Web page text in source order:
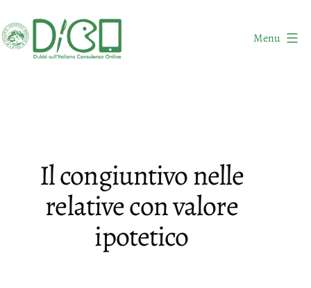
al
contenuto
Menu
Il congiuntivo nelle
relative con valore
ipotetico